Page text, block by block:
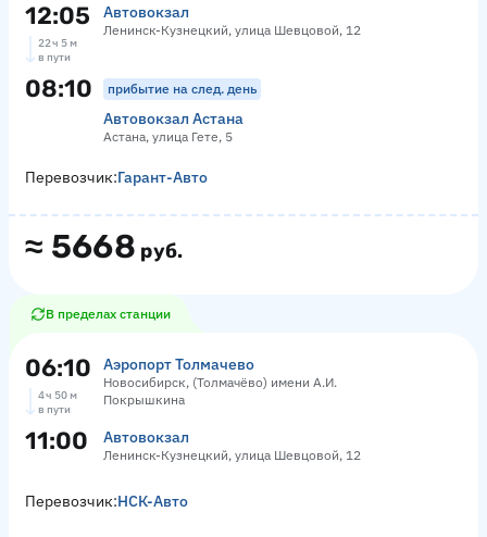
12:05 Автовокзал
Ленинск-Кузнецкий, улица Шевцовой, 12
22 ч 5 м
в пути
08:10 прибытие на след. день
Автовокзал Астана
Астана, улица Гете, 5
≈ 5668 руб.
Перевозчик:Гарант-Авто
В пределах станции
06:10 Аэропорт Толмачево
Новосибирск, (Толмачёво) имени А.И.
Покрышкина
4 ч 50 м
в пути
11:00 Автовокзал
Ленинск-Кузнецкий, улица Шевцовой, 12
Перевозчик:НСК-Авто